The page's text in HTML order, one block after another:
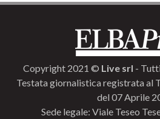
Copyright 2021 © Live srl -
Testata giornalistica registrata al
del 07 Aprile
Sede legale: Viale Teseo